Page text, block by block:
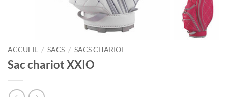
ACCUEIL / SACS / SACS CHARIOT
Sac chariot XXIO